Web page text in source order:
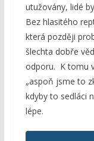
utužovány, lidé
Bez hlasitého
která později
šlechta dobře
odporu. K tomu
„aspoň jsme to
kdyby to sedláci
lépe.